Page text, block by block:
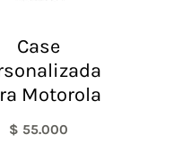
Case
Motorola
$ 55.000